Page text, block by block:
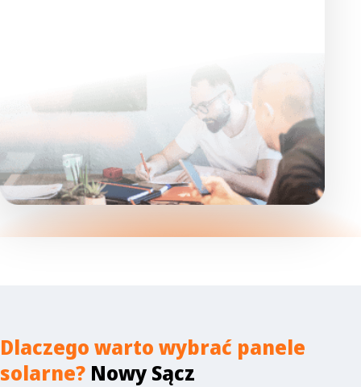
Dlaczego warto wybrać panele
solarne? Nowy Sącz